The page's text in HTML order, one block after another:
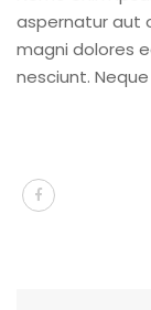
aspernatur aut
magni dolores
nesciunt.